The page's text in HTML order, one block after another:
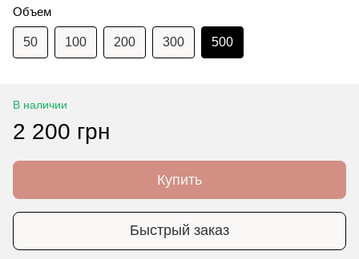
Объем
50 100 200 300 500
В наличии
2 200 грн
Купить
Быстрый заказ